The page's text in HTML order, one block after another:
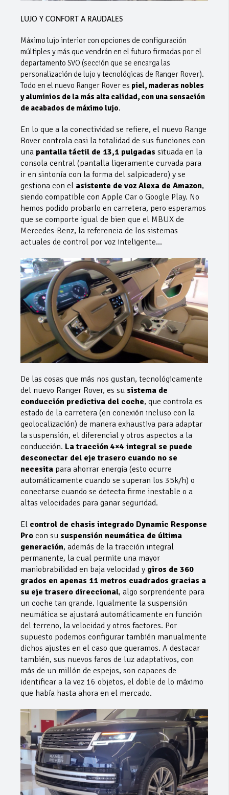
LUJO Y CONFORT A RAUDALES
Máximo lujo interior con opciones de configuración
múltiples y más que vendrán en el futuro firmadas por el
departamento SVO (sección que se encarga las
personalización de lujo y tecnológicas de Ranger Rover).
Todo en el nuevo Ranger Rover es piel, maderas nobles
y aluminios de la más alta calidad, con una sensación
de acabados de máximo lujo.
En lo que a la conectividad se refiere, el nuevo Range
Rover controla casi la totalidad de sus funciones con
una pantalla táctil de 13,1 pulgadas situada en la
consola central (pantalla ligeramente curvada para
ir en sintonía con la forma del salpicadero) y se
gestiona con el asistente de voz Alexa de Amazon,
siendo compatible con Apple Car o Google Play. No
hemos podido probarlo en carretera, pero esperamos
que se comporte igual de bien que el MBUX de
Mercedes-Benz, la referencia de los sistemas
actuales de control por voz inteligente…
De las cosas que más nos gustan, tecnológicamente
del nuevo Ranger Rover, es su sistema de
conducción predictiva del coche, que controla es
estado de la carretera (en conexión incluso con la
geolocalización) de manera exhaustiva para adaptar
la suspensión, el diferencial y otros aspectos a la
conducción. La tracción 4×4 integral se puede
desconectar del eje trasero cuando no se
necesita para ahorrar energía (esto ocurre
automáticamente cuando se superan los 35k/h) o
conectarse cuando se detecta firme inestable o a
altas velocidades para ganar seguridad.
El control de chasis integrado Dynamic Response
Pro con su suspensión neumática de última
generación, además de la tracción integral
permanente, la cual permite una mayor
maniobrabilidad en baja velocidad y giros de 360
grados en apenas 11 metros cuadrados gracias a
su eje trasero direccional, algo sorprendente para
un coche tan grande. Igualmente la suspensión
neumática se ajustará automáticamente en función
del terreno, la velocidad y otros factores. Por
supuesto podemos configurar también manualmente
dichos ajustes en el caso que queramos. A destacar
también, sus nuevos faros de luz adaptativos, con
más de un millón de espejos, son capaces de
identificar a la vez 16 objetos, el doble de lo máximo
que había hasta ahora en el mercado.